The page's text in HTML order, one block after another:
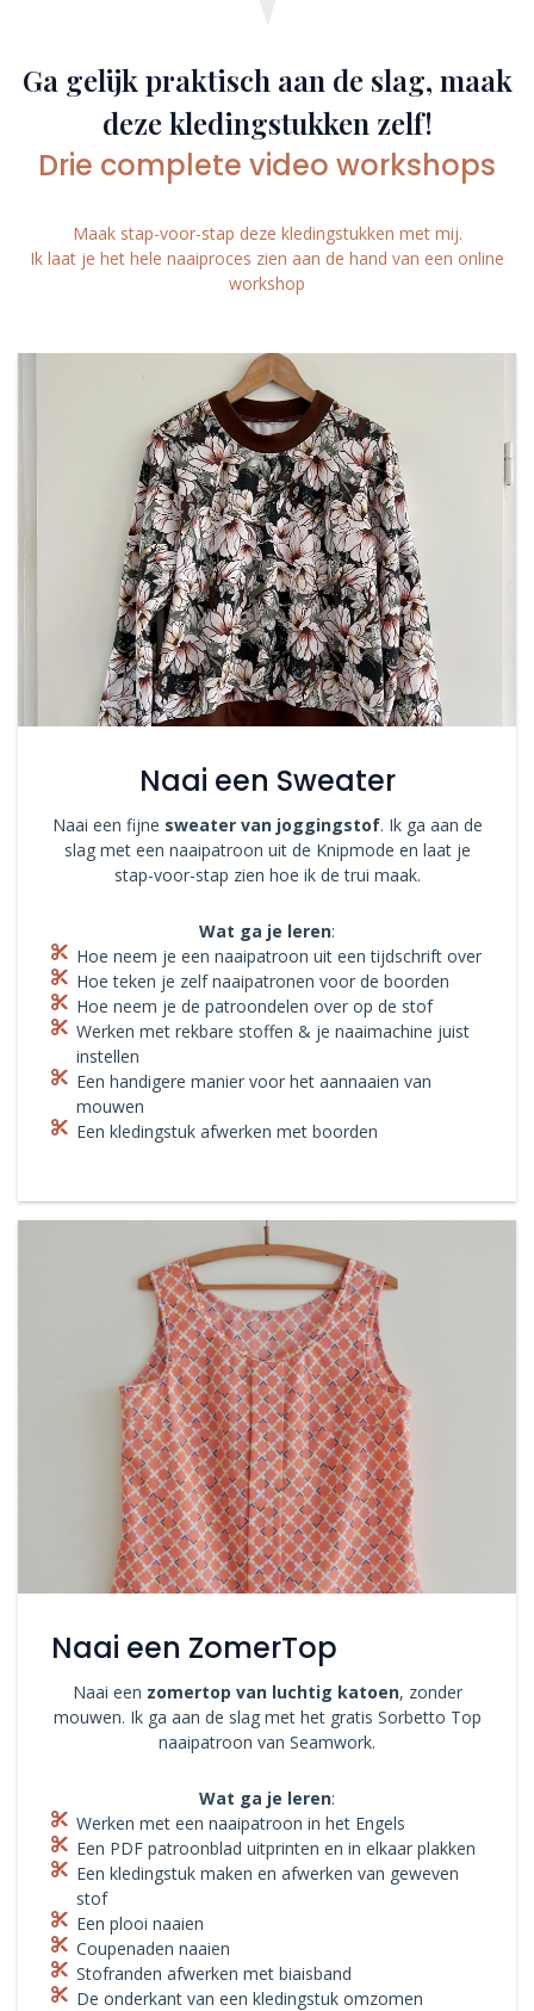
Ga gelijk praktisch aan de slag, maak
deze kledingstukken zelf!
Drie complete video workshops
Maak stap-voor-stap deze kledingstukken met mij.
Ik laat je het hele naaiproces zien aan de hand van een online
workshop
Naai een Sweater
Naai een fijne sweater van joggingstof. Ik ga aan de
slag met een naaipatroon uit de Knipmode en laat je
stap-voor-stap zien hoe ik de trui maak.
Wat ga je leren:
Hoe neem je een naaipatroon uit een tijdschrift over
Hoe teken je zelf naaipatronen voor de boorden
Hoe neem je de patroondelen over op de stof
Werken met rekbare stoffen & je naaimachine juist
instellen
Een handigere manier voor het aannaaien van
mouwen
Een kledingstuk afwerken met boorden
Naai een ZomerTop
Naai een zomertop van luchtig katoen, zonder
mouwen. Ik ga aan de slag met het gratis Sorbetto Top
naaipatroon van Seamwork.
Wat ga je leren:
Werken met een naaipatroon in het Engels
Een PDF patroonblad uitprinten en in elkaar plakken
Een kledingstuk maken en afwerken van geweven
stof
Een plooi naaien
Coupenaden naaien
Stofranden afwerken met biaisband
De onderkant van een kledingstuk omzomen